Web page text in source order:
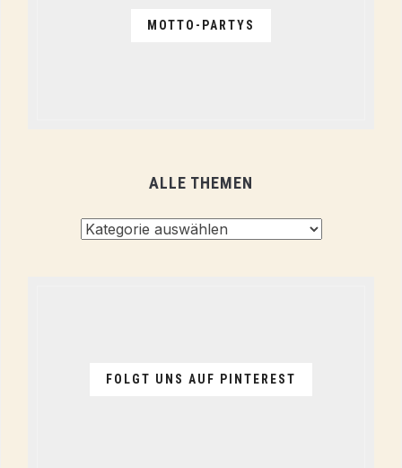
MOTTO-PARTYS
ALLE THEMEN
FOLGT UNS AUF PINTEREST